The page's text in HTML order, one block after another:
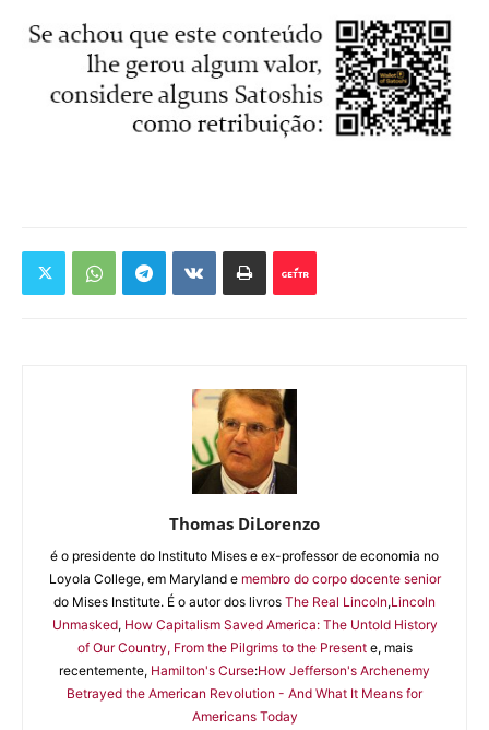
Thomas DiLorenzo
é o presidente do Instituto Mises e ex-professor de economia no
Loyola College, em Maryland e membro do corpo docente senior
do Mises Institute. É o autor dos livros The Real Lincoln,Lincoln
Unmasked, How Capitalism Saved America: The Untold History
of Our Country, From the Pilgrims to the Presente, mais
recentemente, Hamilton's Curse:How Jefferson's Archenemy
Betrayed the American Revolution - And What It Means for
Americans Today